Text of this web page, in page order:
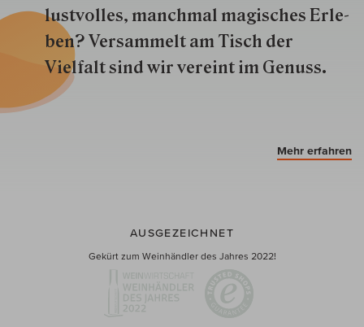
lustvolles, manchmal ma­gisch­es Er­le­
ben? Versammelt am Tisch der
Vielfalt sind wir ver­eint im Genuss.
Mehr erfahren
AUSGEZEICHNET
Gekürt zum Weinhändler des Jahres 2022!